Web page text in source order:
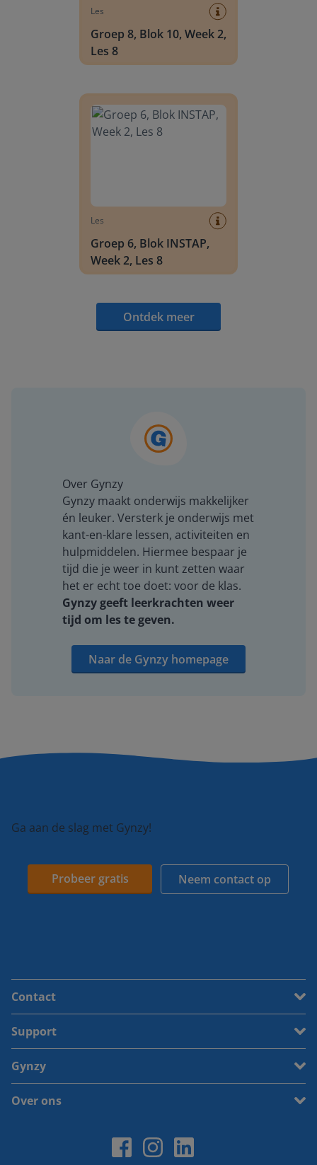
Les
Groep 8, Blok 10, Week 2,
Les 8
Les
Groep 6, Blok INSTAP,
Week 2, Les 8
Ontdek meer
Over Gynzy
Gynzy maakt onderwijs makkelijker
én leuker. Versterk je onderwijs met
kant-en-klare lessen, activiteiten en
hulpmiddelen. Hiermee bespaar je
tijd die je weer in kunt zetten waar
het er echt toe doet: voor de klas.
Gynzy geeft leerkrachten weer
tijd om les te geven.
Naar de Gynzy homepage
Ga aan de slag met Gynzy!
Probeer gratis Neem contact op
Contact
Support
Gynzy
Over ons